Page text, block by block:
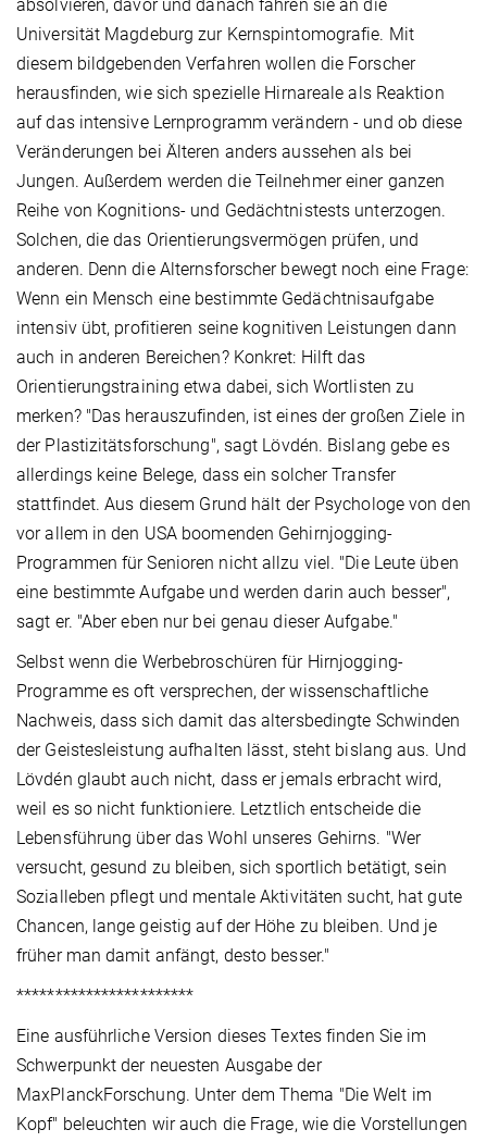
absolvieren, davor und danach fahren sie an die
Universität Magdeburg zur Kernspintomografie. Mit
diesem bildgebenden Verfahren wollen die Forscher
herausfinden, wie sich spezielle Hirnareale als Reaktion
auf das intensive Lernprogramm verändern - und ob diese
Veränderungen bei Älteren anders aussehen als bei
Jungen. Außerdem werden die Teilnehmer einer ganzen
Reihe von Kognitions- und Gedächtnistests unterzogen.
Solchen, die das Orientierungsvermögen prüfen, und
anderen. Denn die Alternsforscher bewegt noch eine Frage:
Wenn ein Mensch eine bestimmte Gedächtnisaufgabe
intensiv übt, profitieren seine kognitiven Leistungen dann
auch in anderen Bereichen? Konkret: Hilft das
Orientierungstraining etwa dabei, sich Wortlisten zu
merken? "Das herauszufinden, ist eines der großen Ziele in
der Plastizitätsforschung", sagt Lövdén. Bislang gebe es
allerdings keine Belege, dass ein solcher Transfer
stattfindet. Aus diesem Grund hält der Psychologe von den
vor allem in den USA boomenden Gehirnjogging-
Programmen für Senioren nicht allzu viel. "Die Leute üben
eine bestimmte Aufgabe und werden darin auch besser",
sagt er. "Aber eben nur bei genau dieser Aufgabe."
Selbst wenn die Werbebroschüren für Hirnjogging-
Programme es oft versprechen, der wissenschaftliche
Nachweis, dass sich damit das altersbedingte Schwinden
der Geistesleistung aufhalten lässt, steht bislang aus. Und
Lövdén glaubt auch nicht, dass er jemals erbracht wird,
weil es so nicht funktioniere. Letztlich entscheide die
Lebensführung über das Wohl unseres Gehirns. "Wer
versucht, gesund zu bleiben, sich sportlich betätigt, sein
Sozialleben pflegt und mentale Aktivitäten sucht, hat gute
Chancen, lange geistig auf der Höhe zu bleiben. Und je
früher man damit anfängt, desto besser."
***********************
Eine ausführliche Version dieses Textes finden Sie im
Schwerpunkt der neuesten Ausgabe der
MaxPlanckForschung. Unter dem Thema "Die Welt im
Kopf" beleuchten wir auch die Frage, wie die Vorstellungen